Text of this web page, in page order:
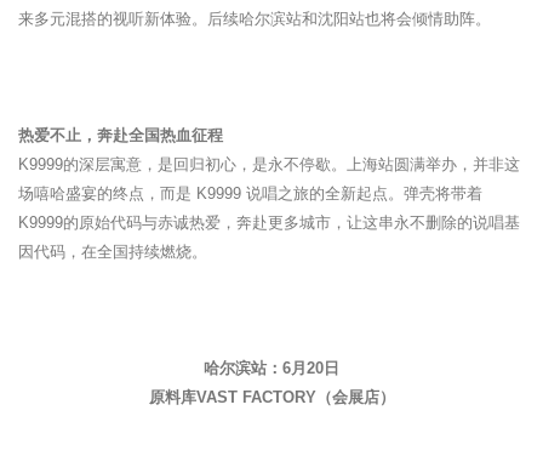
来多元混搭的视听新体验。后续哈尔滨站和沈阳站也将会倾情助阵。
热爱不止，奔赴全国热血征程
K9999的深层寓意，是回归初心，是永不停歇。上海站圆满举办，并非这
场嘻哈盛宴的终点，而是 K9999 说唱之旅的全新起点。弹壳将带着
K9999的原始代码与赤诚热爱，奔赴更多城市，让这串永不删除的说唱基
因代码，在全国持续燃烧。
哈尔滨站：6月20日
原料库VAST FACTORY（会展店）